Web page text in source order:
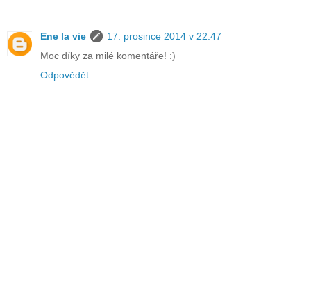
Ene la vie
17. prosince 2014 v 22:47
Moc díky za milé komentáře! :)
Odpovědět